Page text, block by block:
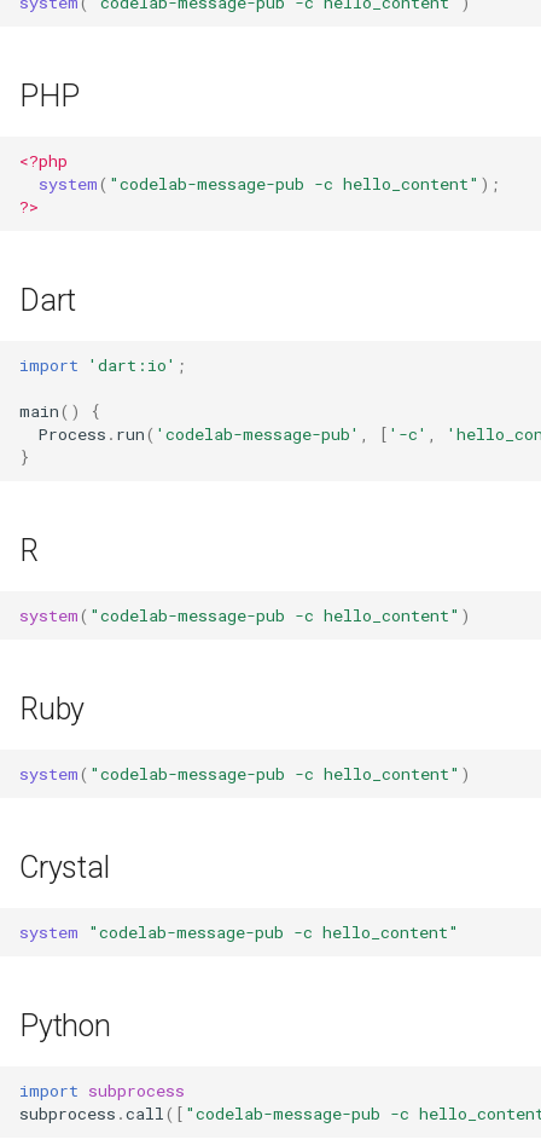
PHP
<?php
system( "codelab-message-pub -c hello_content" );
?>
Dart
import 'dart:io' ;
main()
{
Process . run( 'codelab-message-pub' [ '-c'
}
R
system( "codelab-message-pub -c hello_content" )
Ruby
system( "codelab-message-pub -c hello_content" )
Crystal
system "codelab-message-pub -c hello_content"
Python
import subprocess
subprocess .call ([ "codelab-message-pub -c